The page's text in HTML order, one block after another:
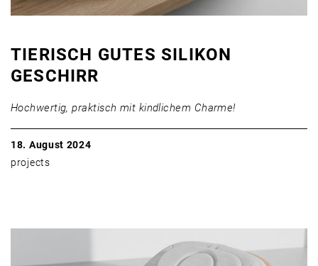
TIERISCH GUTES SILIKON
GESCHIRR
Hochwertig, praktisch mit kindlichem Charme!
18. August 2024
projects